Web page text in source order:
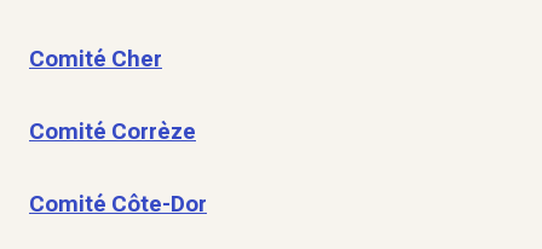
Comité Cher
Comité Corrèze
Comité Côte-Dor